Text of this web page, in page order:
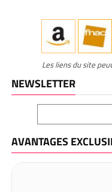
Les liens du site
NEWSLETTER
AVANTAGES